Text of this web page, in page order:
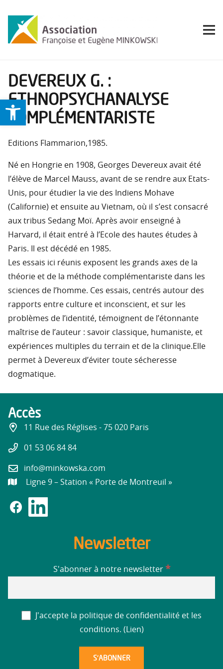
Ouvrir la barre d’outils
DEVEREUX G. :
ETHNOPSYCHANALYSE
COMPLÉMENTARISTE
Editions Flammarion,1985.
Né en Hongrie en 1908, Georges Devereux avait été
l’élève de Marcel Mauss, avant de se rendre aux Etats-
Unis, pour étudier la vie des Indiens Mohave
(Californie) et ensuite au Vietnam, où il s’est consacré
aux tribus Sedang Moï. Après avoir enseigné à
Harvard, il était entré à l’Ecole des hautes études à
Paris. Il est décédé en 1985.
Les essais ici réunis exposent les grands axes de la
théorie et de la méthode complémentariste dans les
sciences de l’homme. Ces essais, centrés autour des
rapports entre culture et inconscient, et sur les
problèmes de l’identité, témoignent de l’étonnante
maîtrise de l’auteur : savoir classique, humaniste, et
expériences multiples du terrain et de la clinique.Elle
permet à Devereux d’éviter toute sécheresse
dogmatique.
Accès
11 Rue des Réglises - 75 020 Paris
01 53 06 84 84
info@minkowska.com
Ligne 9 – Station « Porte de Montreuil »
Newsletter
S'abonner à notre newsletter *
J'accepte la politique de confidentialité et les
conditions. ( Lien)